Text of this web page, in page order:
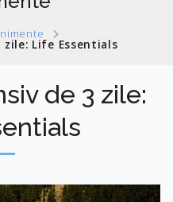
Life Essentials
de 3 zile: